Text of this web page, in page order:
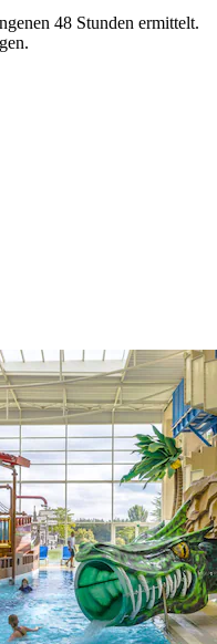
48 Stunden ermittelt.